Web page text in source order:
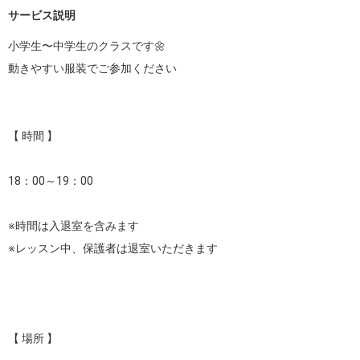
サービス説明
小学生〜中学生のクラスです🌼
動きやすい服装でご参加ください
【 時間 】
18：00～19：00
※時間は入退室を含みます
※レッスン中、保護者は退室いただきます
【 場所 】